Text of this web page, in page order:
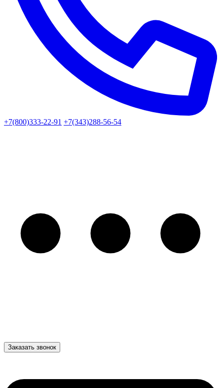
+7(800)333-22-91 +7(343)288-56-54
Заказать звонок